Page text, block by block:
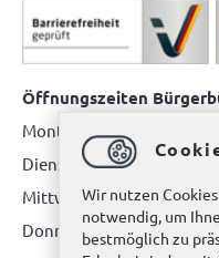
Öffnungszeiten
Montag: 08.00 bis 12.00 Uhr
Dienstag: 08.00 bis 12.00
Mittwoch: nur nach
Donnerstag: 08.00 bis
Wir nutzen
notwendig, um
bestmöglich zu